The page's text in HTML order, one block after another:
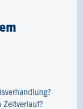
Zeitverlauf?